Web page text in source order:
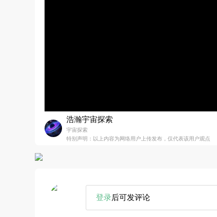
浩瀚宇宙探索
宇宙探索
特别声明：以上内容为网络用户上传发布，仅代表该用户观点
登录后可发评论